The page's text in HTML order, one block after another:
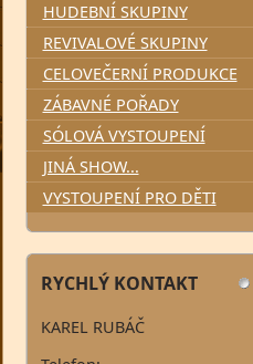
HUDEBNÍ SKUPINY
REVIVALOVÉ SKUPINY
CELOVEČERNÍ PRODUKCE
ZÁBAVNÉ POŘADY
SÓLOVÁ VYSTOUPENÍ
JINÁ SHOW...
VYSTOUPENÍ PRO DĚTI
RYCHLÝ KONTAKT
KAREL RUBÁČ